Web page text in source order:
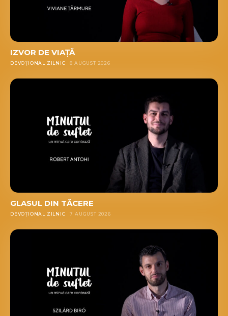
IZVOR DE VIAȚĂ
DEVOȚIONAL ZILNIC 8 AUGUST 2026
GLASUL DIN TĂCERE
DEVOȚIONAL ZILNIC 7 AUGUST 2026